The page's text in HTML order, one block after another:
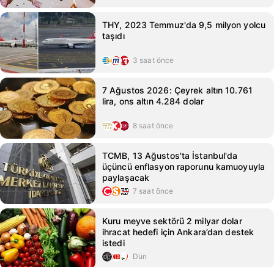
THY, 2023 Temmuz'da 9,5 milyon yolcu
taşıdı
3 saat önce
7 Ağustos 2026: Çeyrek altın 10.761
lira, ons altın 4.284 dolar
8 saat önce
TCMB, 13 Ağustos'ta İstanbul'da
üçüncü enflasyon raporunu kamuoyuyla
paylaşacak
7 saat önce
Kuru meyve sektörü 2 milyar dolar
ihracat hedefi için Ankara’dan destek
istedi
Dün